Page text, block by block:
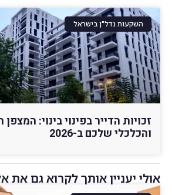
השקעות נדל"ן בישראל
זכויות הדייר בפינוי בינוי:
והכלכלי שלכם ב-2026
אולי יעניין אותך לקרוא גם את